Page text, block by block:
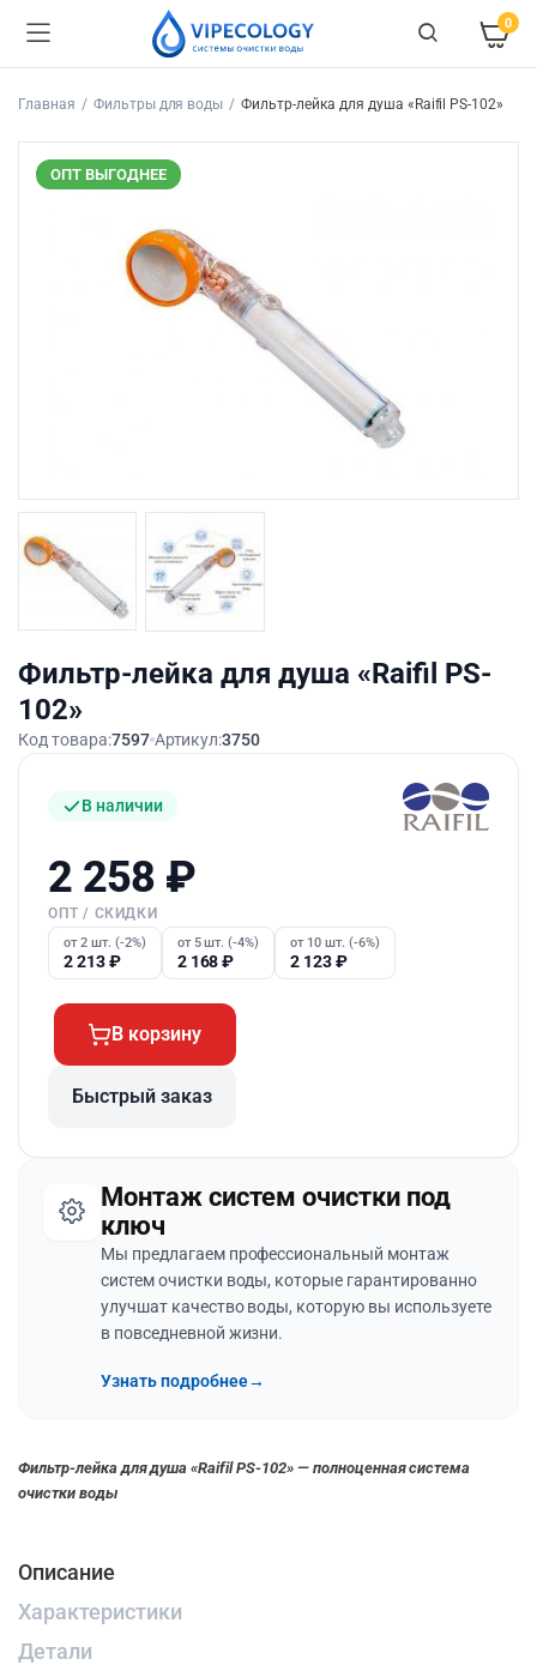
0
Главная Фильтры для воды Фильтр-лейка для душа «Raifil PS-102»
ОПТ ВЫГОДНЕЕ
Фильтр-лейка для душа «Raifil PS-
102»
Код товара:7597 Артикул:3750
В наличии
2 258 ₽
ОПТ / СКИДКИ
от 2 шт. (-2%)
2 213₽
от 5 шт. (-4%)
2 168₽
от 10 шт. (-6%)
2 123₽
В корзину
Быстрый заказ
Монтаж систем очистки под
ключ
Мы предлагаем профессиональный монтаж
систем очистки воды, которые гарантированно
улучшат качество воды, которую вы используете
в повседневной жизни.
Узнать подробнее→
Фильтр-лейка для душа «Raifil PS-102» — полноценная система
очистки воды
Описание
Характеристики
Детали